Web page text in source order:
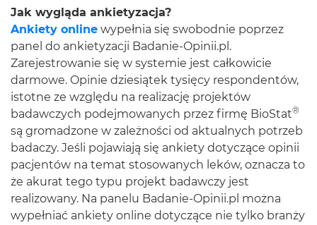
Jak wygląda ankietyzacja?
Ankiety online wypełnia się swobodnie poprzez
panel do ankietyzacji Badanie-Opinii.pl.
Zarejestrowanie się w systemie jest całkowicie
darmowe. Opinie dziesiątek tysięcy respondentów,
istotne ze względu na realizację projektów
badawczych podejmowanych przez firmę BioStat®
są gromadzone w zależności od aktualnych potrzeb
badaczy. Jeśli pojawiają się ankiety dotyczące opinii
pacjentów na temat stosowanych leków, oznacza to
że akurat tego typu projekt badawczy jest
realizowany. Na panelu Badanie-Opinii.pl można
wypełniać ankiety online dotyczące nie tylko branży